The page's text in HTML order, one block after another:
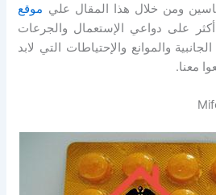
ومن خلال هذا المقال علي موقع
على دواعي الإستعمال والجرعات
والموانع والإحتياطات التي لابد
معنا.